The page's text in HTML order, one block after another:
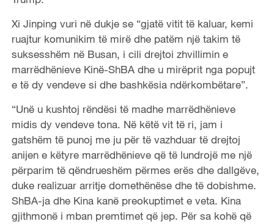
Xi Jinping vuri në dukje se “gjatë vitit të kaluar, kemi
ruajtur komunikim të mirë dhe patëm një takim të
suksesshëm në Busan, i cili drejtoi zhvillimin e
marrëdhënieve Kinë-ShBA dhe u mirëprit nga popujt
e të dy vendeve si dhe bashkësia ndërkombëtare”.
“Unë u kushtoj rëndësi të madhe marrëdhënieve
midis dy vendeve tona. Në këtë vit të ri, jam i
gatshëm të punoj me ju për të vazhduar të drejtoj
anijen e këtyre marrëdhënieve që të lundrojë me një
përparim të qëndrueshëm përmes erës dhe dallgëve,
duke realizuar arritje domethënëse dhe të dobishme.
ShBA-ja dhe Kina kanë preokuptimet e veta. Kina
gjithmonë i mban premtimet që jep. Për sa kohë që